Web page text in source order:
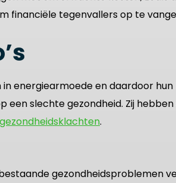
financiële tegenvallers op te
energiearmoede en daardoor
een slechte gezondheid. Zij
.
gezondheidsproblemen